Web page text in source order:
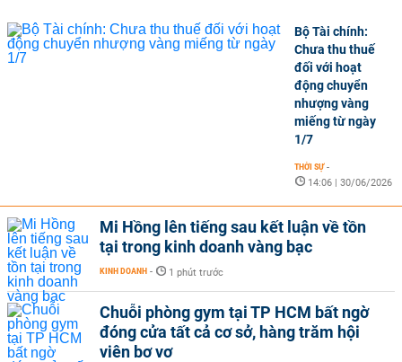
Bộ Tài chính:
Chưa thu thuế
đối với hoạt
động chuyển
nhượng vàng
miếng từ ngày
1/7
THỜI SỰ -
14:06 | 30/06/2026
Mi Hồng lên tiếng sau kết luận về tồn
tại trong kinh doanh vàng bạc
KINH DOANH - 1 phút trước
Chuỗi phòng gym tại TP HCM bất ngờ
đóng cửa tất cả cơ sở, hàng trăm hội
viên bơ vơ